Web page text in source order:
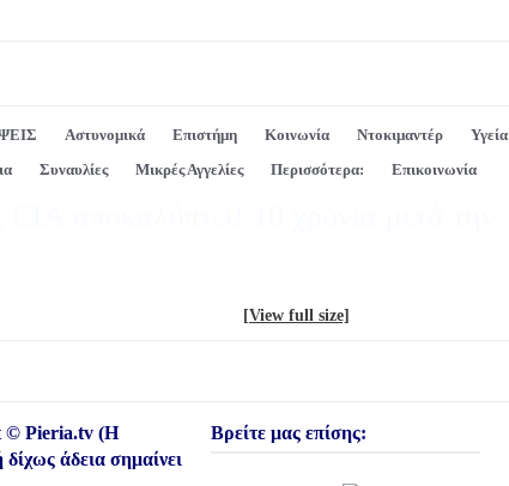
Αστυνομικά Επιστήμη Κοινωνία Ντοκιμαντέρ Υγεία
Συναυλίες Μικρές Αγγελίες Περισσότερα: Επικοινωνία
[View full size]
© Pieria.tv (Η
δίχως άδεια σημαίνει
Βρείτε μας επίσης: